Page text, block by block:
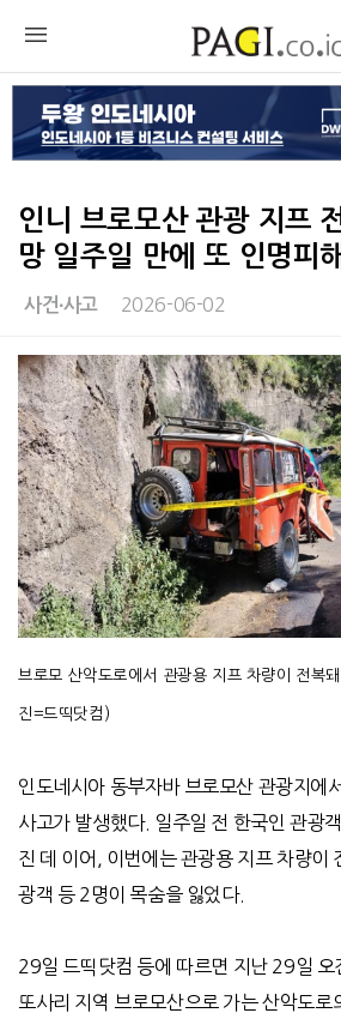
인니 브로모산 관광 지프
망 일주일 만에 또 인명피해
사건∙사고 2026-06-02
본문
브로모 산악도로에서 관광용 지프 차량이 전복
진=드띡닷컴)
인도네시아 동부자바 브로모산 관광지에
사고가 발생했다. 일주일 전 한국인 관광
진 데 이어
이번에는 관광용 지프 차량이
광객 등2명이 목숨을 잃었다.
29일 드띡닷컴 등에 따르면 지난29일 오
또사리 지역 브로모산으로 가는 산악도로